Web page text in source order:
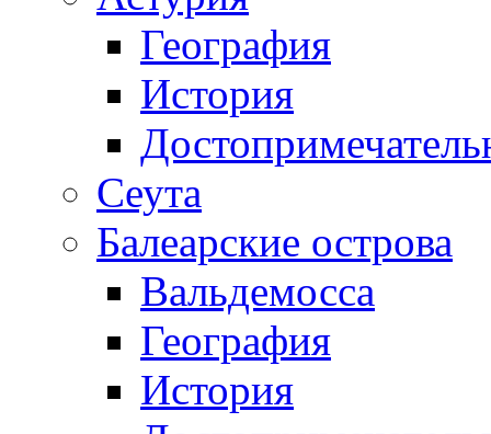
География
История
Сеута
Балеарские острова
Вальдемосса
География
История